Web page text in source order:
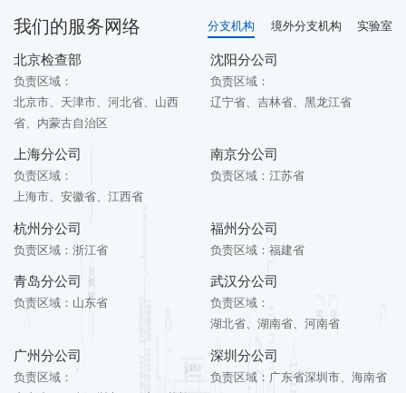
我们的服务网络 分支机构 境外分支机构 实验室
北京检查部
负责区域：
北京市、天津市、河北省、山西
省、内蒙古自治区
沈阳分公司
负责区域：
辽宁省、吉林省、黑龙江省
上海分公司
负责区域：
上海市、安徽省、江西省
南京分公司
负责区域：江苏省
杭州分公司
负责区域： 浙江省
福州分公司
负责区域：福建省
青岛分公司
负责区域： 山东省
武汉分公司
负责区域：
湖北省、湖南省、河南省
广州分公司
负责区域：
深圳分公司
负责区域： 广东省深圳市、海南省